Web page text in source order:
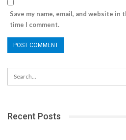
Save my name, email, and website
time I comment.
Recent Posts